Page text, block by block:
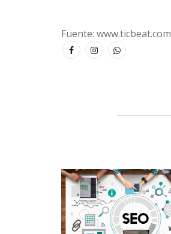
Fuente: www.ticbeat.com